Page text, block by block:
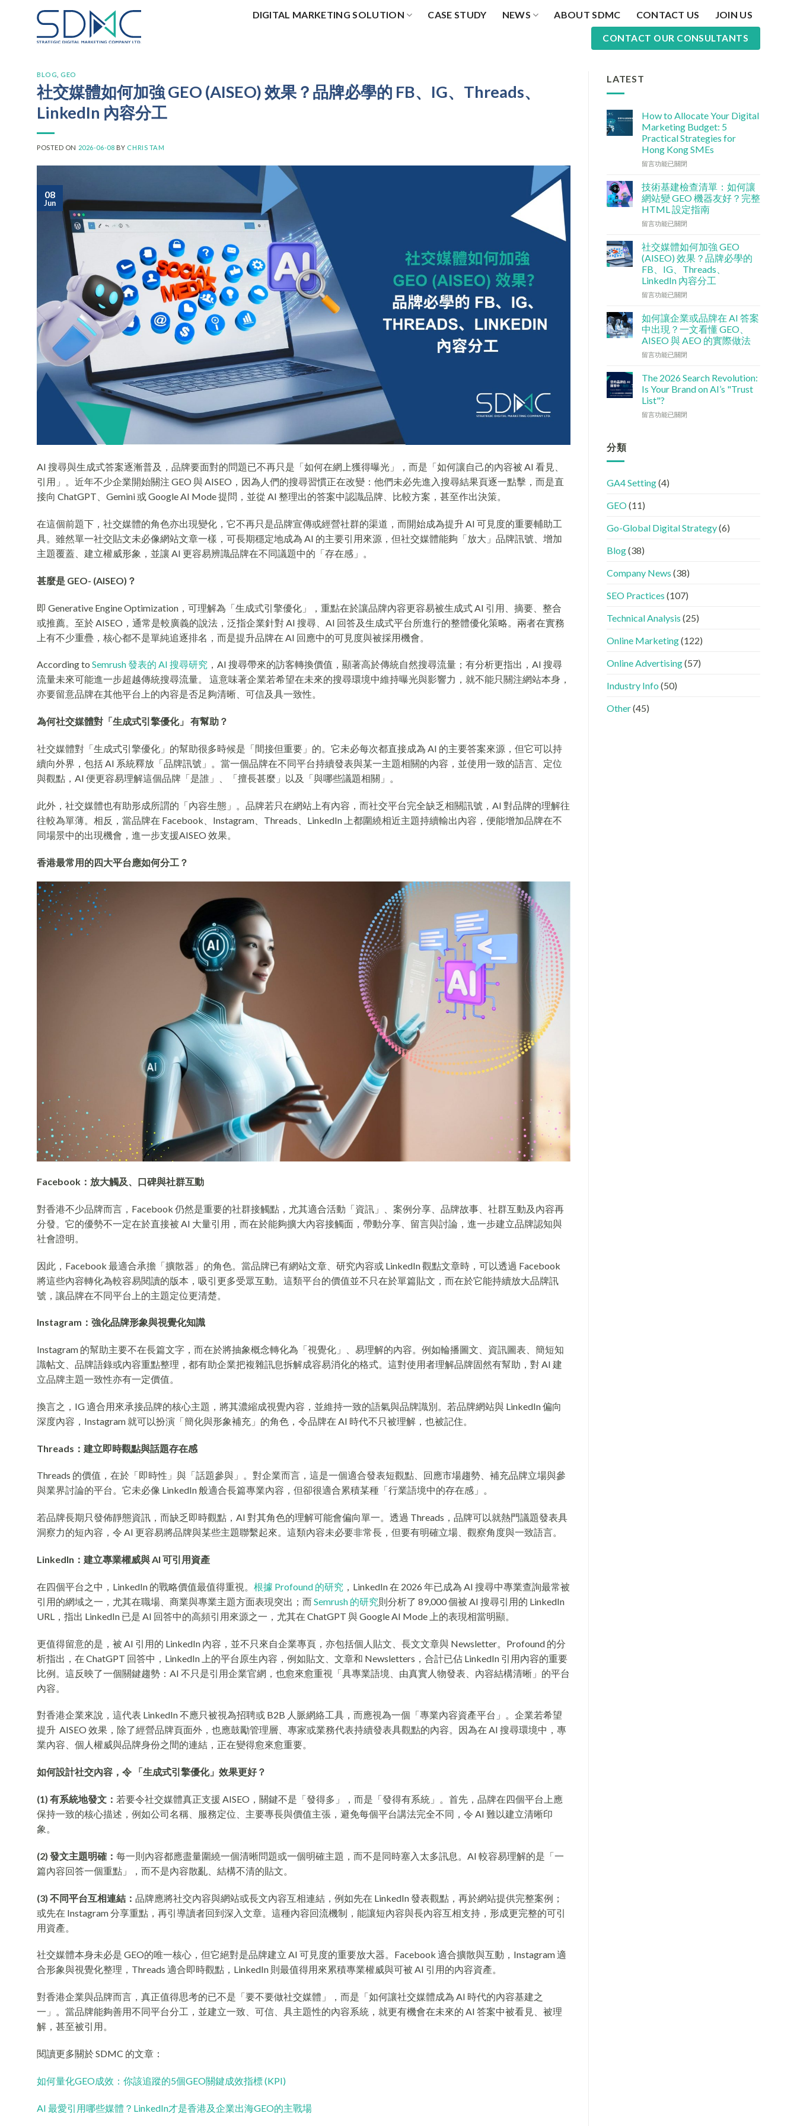
DIGITAL MARKETING SOLUTION CASE STUDY NEWS ABOUT SDMC CONTACT US JOIN US
CONTACT OUR CONSULTANTS
BLOG ,GEO
社交媒體如何加強 GEO (AISEO) 效果？品牌必學的 FB、IG、Threads、
LinkedIn 內容分工
POSTED ON 2026-06-08 BY CHRIS TAM
08
Jun
AI 搜尋與生成式答案逐漸普及，品牌要面對的問題已不再只是「如何在網上獲得曝光」，而是「如何讓自己的內容被 AI 看見、
引用」。近年不少企業開始關注 GEO 與 AISEO，因為人們的搜尋習慣正在改變：他們未必先進入搜尋結果頁逐一點擊，而是直
接向 ChatGPT、Gemini 或 Google AI Mode 提問，並從 AI 整理出的答案中認識品牌、比較方案，甚至作出決策。
在這個前題下，社交媒體的角色亦出現變化，它不再只是品牌宣傳或經營社群的渠道，而開始成為提升 AI 可見度的重要輔助工
具。雖然單一社交貼文未必像網站文章一樣，可長期穩定地成為 AI 的主要引用來源，但社交媒體能夠「放大」品牌訊號、增加
主題覆蓋、建立權威形象，並讓 AI 更容易辨識品牌在不同議題中的「存在感」。
甚麼是 GEO- (AISEO)？
即 Generative Engine Optimization，可理解為「生成式引擎優化」，重點在於讓品牌內容更容易被生成式 AI 引用、摘要、整合
或推薦。至於 AISEO，通常是較廣義的說法，泛指企業針對 AI 搜尋、AI 回答及生成式平台所進行的整體優化策略。兩者在實務
上有不少重疊，核心都不是單純追逐排名，而是提升品牌在 AI 回應中的可見度與被採用機會。
According to Semrush 發表的 AI 搜尋研究 ，AI 搜尋帶來的訪客轉換價值，顯著高於傳統自然搜尋流量；有分析更指出，AI 搜尋
流量未來可能進一步超越傳統搜尋流量。 這意味著企業若希望在未來的搜尋環境中維持曝光與影響力，就不能只關注網站本身，
亦要留意品牌在其他平台上的內容是否足夠清晰、可信及具一致性。
為何社交媒體對「生成式引擎優化」 有幫助？
社交媒體對「生成式引擎優化」的幫助很多時候是「間接但重要」的。它未必每次都直接成為 AI 的主要答案來源，但它可以持
續向外界，包括 AI 系統釋放「品牌訊號」。當一個品牌在不同平台持續發表與某一主題相關的內容，並使用一致的語言、定位
與觀點，AI 便更容易理解這個品牌「是誰」、「擅長甚麼」以及「與哪些議題相關」。
此外，社交媒體也有助形成所謂的「內容生態」。品牌若只在網站上有內容，而社交平台完全缺乏相關訊號，AI 對品牌的理解往
往較為單薄。相反，當品牌在 Facebook、Instagram、Threads、LinkedIn 上都圍繞相近主題持續輸出內容，便能增加品牌在不
同場景中的出現機會，進一步支援AISEO 效果。
香港最常用的四大平台應如何分工？
Facebook：放大觸及、口碑與社群互動
對香港不少品牌而言，Facebook 仍然是重要的社群接觸點，尤其適合活動「資訊」、案例分享、品牌故事、社群互動及內容再
分發。它的優勢不一定在於直接被 AI 大量引用，而在於能夠擴大內容接觸面，帶動分享、留言與討論，進一步建立品牌認知與
社會證明。
因此，Facebook 最適合承擔「擴散器」的角色。當品牌已有網站文章、研究內容或 LinkedIn 觀點文章時，可以透過 Facebook
將這些內容轉化為較容易閱讀的版本，吸引更多受眾互動。這類平台的價值並不只在於單篇貼文，而在於它能持續放大品牌訊
號，讓品牌在不同平台上的主題定位更清楚。
Instagram：強化品牌形象與視覺化知識
Instagram 的幫助主要不在長篇文字，而在於將抽象概念轉化為「視覺化」、易理解的內容。例如輪播圖文、資訊圖表、簡短知
識帖文、品牌語錄或內容重點整理，都有助企業把複雜訊息拆解成容易消化的格式。這對使用者理解品牌固然有幫助，對 AI 建
立品牌主題一致性亦有一定價值。
換言之，IG 適合用來承接品牌的核心主題，將其濃縮成視覺內容，並維持一致的語氣與品牌識別。若品牌網站與 LinkedIn 偏向
深度內容，Instagram 就可以扮演「簡化與形象補充」的角色，令品牌在 AI 時代不只被理解，也被記住。
Threads：建立即時觀點與話題存在感
Threads 的價值，在於「即時性」與「話題參與」。對企業而言，這是一個適合發表短觀點、回應市場趨勢、補充品牌立場與參
與業界討論的平台。它未必像 LinkedIn 般適合長篇專業內容，但卻很適合累積某種「行業語境中的存在感」。
若品牌長期只發佈靜態資訊，而缺乏即時觀點，AI 對其角色的理解可能會偏向單一。透過 Threads，品牌可以就熱門議題發表具
洞察力的短內容，令 AI 更容易將品牌與某些主題聯繫起來。這類內容未必要非常長，但要有明確立場、觀察角度與一致語言。
LinkedIn：建立專業權威與 AI 可引用資產
在四個平台之中，LinkedIn 的戰略價值最值得重視。 根據 Profound 的研究 ，LinkedIn 在 2026 年已成為 AI 搜尋中專業查詢最常被
引用的網域之一，尤其在職場、商業與專業主題方面表現突出；而Semrush 的研究則分析了 89,000 個被 AI 搜尋引用的 LinkedIn
URL，指出 LinkedIn 已是 AI 回答中的高頻引用來源之一，尤其在 ChatGPT 與 Google AI Mode 上的表現相當明顯。
更值得留意的是，被 AI 引用的 LinkedIn 內容，並不只來自企業專頁，亦包括個人貼文、長文文章與 Newsletter。Profound 的分
析指出，在 ChatGPT 回答中，LinkedIn 上的平台原生內容，例如貼文、文章和 Newsletters，合計已佔 LinkedIn 引用內容的重要
比例。這反映了一個關鍵趨勢：AI 不只是引用企業官網，也愈來愈重視「具專業語境、由真實人物發表、內容結構清晰」的平台
內容。
對香港企業來說，這代表 LinkedIn 不應只被視為招聘或 B2B 人脈網絡工具，而應視為一個「專業內容資產平台」。企業若希望
提升 AISEO 效果，除了經營品牌頁面外，也應鼓勵管理層、專家或業務代表持續發表具觀點的內容。因為在 AI 搜尋環境中，專
業內容、個人權威與品牌身份之間的連結，正在變得愈來愈重要。
如何設計社交內容，令 「生成式引擎優化」效果更好？
(1) 有系統地發文： 若要令社交媒體真正支援 AISEO，關鍵不是「發得多」，而是「發得有系統」。首先，品牌在四個平台上應
保持一致的核心描述，例如公司名稱、服務定位、主要專長與價值主張，避免每個平台講法完全不同，令 AI 難以建立清晰印
象。
(2) 發文主題明確： 每一則內容都應盡量圍繞一個清晰問題或一個明確主題，而不是同時塞入太多訊息。AI 較容易理解的是「一
篇內容回答一個重點」，而不是內容散亂、結構不清的貼文。
(3) 不同平台互相連結： 品牌應將社交內容與網站或長文內容互相連結，例如先在 LinkedIn 發表觀點，再於網站提供完整案例；
或先在 Instagram 分享重點，再引導讀者回到深入文章。這種內容回流機制，能讓短內容與長內容互相支持，形成更完整的可引
用資產。
社交媒體本身未必是 GEO的唯一核心，但它絕對是品牌建立 AI 可見度的重要放大器。Facebook 適合擴散與互動，Instagram 適
合形象與視覺化整理，Threads 適合即時觀點，LinkedIn 則最值得用來累積專業權威與可被 AI 引用的內容資產。
對香港企業與品牌而言，真正值得思考的已不是「要不要做社交媒體」，而是「如何讓社交媒體成為 AI 時代的內容基建之
一」。當品牌能夠善用不同平台分工，並建立一致、可信、具主題性的內容系統，就更有機會在未來的 AI 答案中被看見、被理
解，甚至被引用。
閱讀更多關於 SDMC 的文章：
如何量化GEO成效：你該追蹤的5個GEO關鍵成效指標 (KPI)
AI 最愛引用哪些媒體？LinkedIn才是香港及企業出海GEO的主戰場
LATEST
How to Allocate Your Digital
Marketing Budget: 5
Practical Strategies for
Hong Kong SMEs
在
碼
行
銷
預
算
分
配？
香
港
中
小
5
大
實
用
策
中
留言功能已關閉
技術基建檢查清單：如何讓
網站變 GEO 機器友好？完整
HTML 設定指南
在
術
基
建
檢
查
清
如
何
讓
網
站
GEO
機
器
友
好？
南〉
留言功能已關閉
社交媒體如何加強 GEO
(AISEO) 效果？品牌必學的
FB、IG、Threads、
LinkedIn 內容分工
在
交
媒
體
如
何
強
(AISEO)
效
果？
IG、
LinkedIn
容
工〉
中
留言功能已關閉
如何讓企業或品牌在 AI 答案
中出現？一文看懂 GEO、
AISEO 與 AEO 的實際做法
在
何
讓
企
業
或
中
現？
GEO、
與
的
際
中
留言功能已關閉
The 2026 Search Revolution:
Is Your Brand on AI’s "Trust
List"?
在
已
進
代
品
如
進
的
任
單」？〉
留言功能已關閉
分類
GA4 Setting(4)
GEO(11)
Go-Global Digital Strategy(6)
Blog(38)
Company News (38)
SEO Practices (107)
Technical Analysis (25)
Online Marketing(122)
Online Advertising(57)
Industry Info (50)
Other(45)